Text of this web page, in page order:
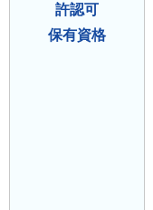
許認可
保有資格